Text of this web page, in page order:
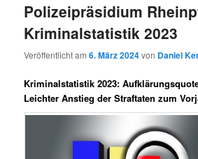
Polizeipräsidium
Kriminalstatistik 2023
Veröffentlicht am6. März 2024von Daniel
Kriminalstatistik 2023:
Leichter Anstieg der Straftaten zum